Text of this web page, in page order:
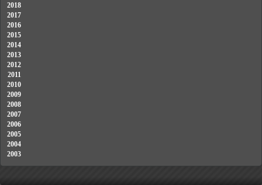
2018
2017
2016
2015
2014
2013
2012
2011
2010
2009
2008
2007
2006
2005
2004
2003